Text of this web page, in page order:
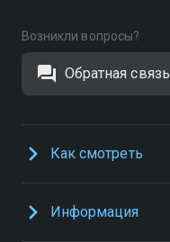
Возникли вопросы?
Обратная связь
Как смотреть
Информация